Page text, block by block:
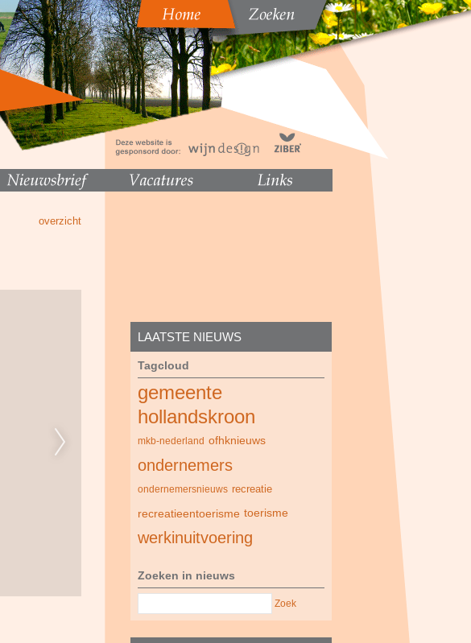
overzicht
LAATSTE NIEUWS
Tagcloud
gemeente
hollandskroon
mkb-nederland ofhknieuws
ondernemers
ondernemersnieuws recreatie
recreatieentoerisme toerisme
werkinuitvoering
Zoeken in nieuws
Zoek